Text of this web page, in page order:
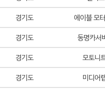
경기도 에이블 모
경기도 동명카서
경기도 모토니
경기도 미디어